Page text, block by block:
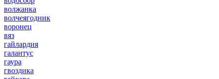
волжанка
волчеягодник
воронец
вяз
гайлардия
галантус
гаура
гвоздика